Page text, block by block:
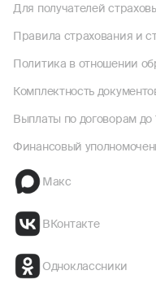
Для получателей
Правила страхования и
Политика в отношении
Комплектность
Выплаты по договорам до
Финансовый
Макс
ВКонтакте
Одноклассники